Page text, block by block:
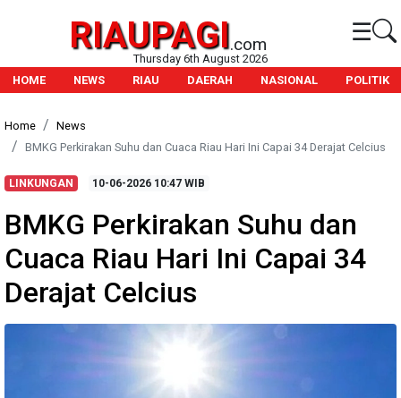
RIAUPAGI.com ☰
Thursday 6th August 2026
HOME
NEWS RIAU DAERAH NASIONAL POLITIK
Home
News
BMKG Perkirakan Suhu dan Cuaca Riau Hari Ini Capai 34 Derajat Celcius
LINKUNGAN 10-06-2026 10:47 WIB
BMKG Perkirakan Suhu dan
Cuaca Riau Hari Ini Capai 34
Derajat Celcius